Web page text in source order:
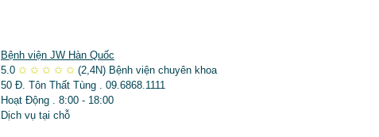
Bệnh viện JW Hàn Quốc
5.0 ✩ ✩ ✩ ✩ ✩ (2,4N) Bệnh viện chuyên khoa
50 Đ. Tôn Thất Tùng . 09.6868.1111
Hoạt Động . 8:00 - 18:00
Dịch vụ tại chỗ